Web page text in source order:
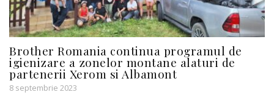
Brother Romania continua programul de
igienizare a zonelor montane alaturi de
partenerii Xerom si Albamont
8 septembrie 2023